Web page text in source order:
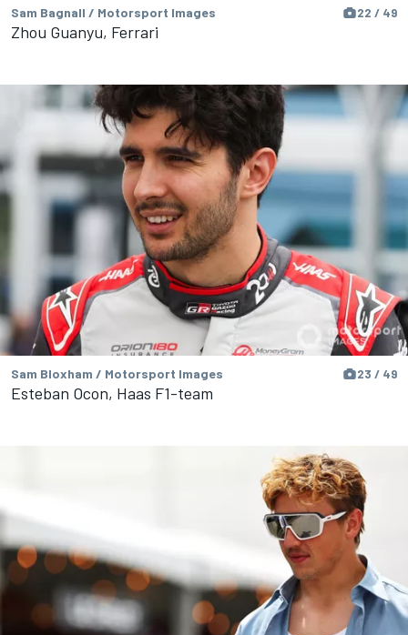
Sam Bagnall / Motorsport Images 22 / 49
Zhou Guanyu, Ferrari
Sam Bloxham / Motorsport Images 23 / 49
Esteban Ocon, Haas F1-team